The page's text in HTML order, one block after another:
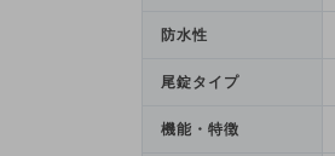
防水性
尾錠タイプ
機能・特徴